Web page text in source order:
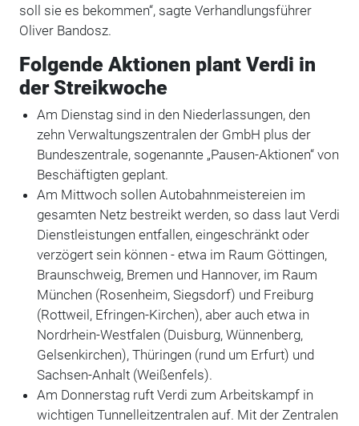
soll sie es bekommen“, sagte Verhandlungsführer
Oliver Bandosz.
Folgende Aktionen plant Verdi in
der Streikwoche
Am Dienstag sind in den Niederlassungen, den
zehn Verwaltungszentralen der GmbH plus der
Bundeszentrale, sogenannte „Pausen-Aktionen“ von
Beschäftigten geplant.
Am Mittwoch sollen Autobahnmeistereien im
gesamten Netz bestreikt werden, so dass laut Verdi
Dienstleistungen entfallen, eingeschränkt oder
verzögert sein können - etwa im Raum Göttingen,
Braunschweig, Bremen und Hannover, im Raum
München (Rosenheim, Siegsdorf) und Freiburg
(Rottweil, Efringen-Kirchen), aber auch etwa in
Nordrhein-Westfalen (Duisburg, Wünnenberg,
Gelsenkirchen), Thüringen (rund um Erfurt) und
Sachsen-Anhalt (Weißenfels).
Am Donnerstag ruft Verdi zum Arbeitskampf in
wichtigen Tunnelleitzentralen auf. Mit der Zentralen